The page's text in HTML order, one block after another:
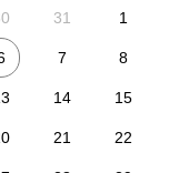
31 1
7 8
14 15
21 22